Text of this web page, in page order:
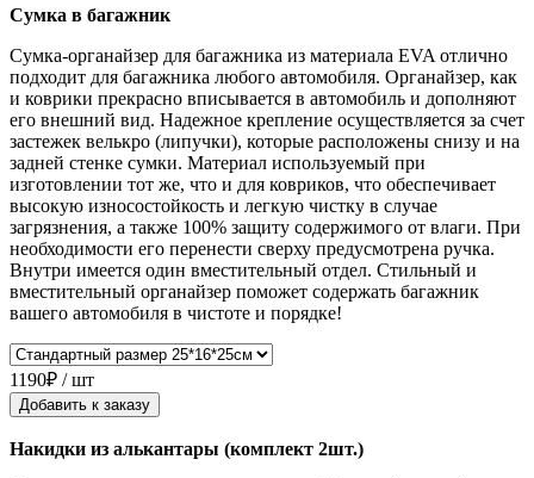
Сумка в багажник
Сумка-органайзер для багажника из материала EVA отлично
подходит для багажника любого автомобиля. Органайзер, как
и коврики прекрасно вписывается в автомобиль и дополняют
его внешний вид. Надежное крепление осуществляется за счет
застежек велькро (липучки), которые расположены снизу и на
задней стенке сумки. Материал используемый при
изготовлении тот же, что и для ковриков, что обеспечивает
высокую износостойкость и легкую чистку в случае
загрязнения, а также 100% защиту содержимого от влаги. При
необходимости его перенести сверху предусмотрена ручка.
Внутри имеется один вместительный отдел. Стильный и
вместительный органайзер поможет содержать багажник
вашего автомобиля в чистоте и порядке!
1190₽ / шт
Добавить к заказу
Накидки из алькантары (комплект 2шт.)